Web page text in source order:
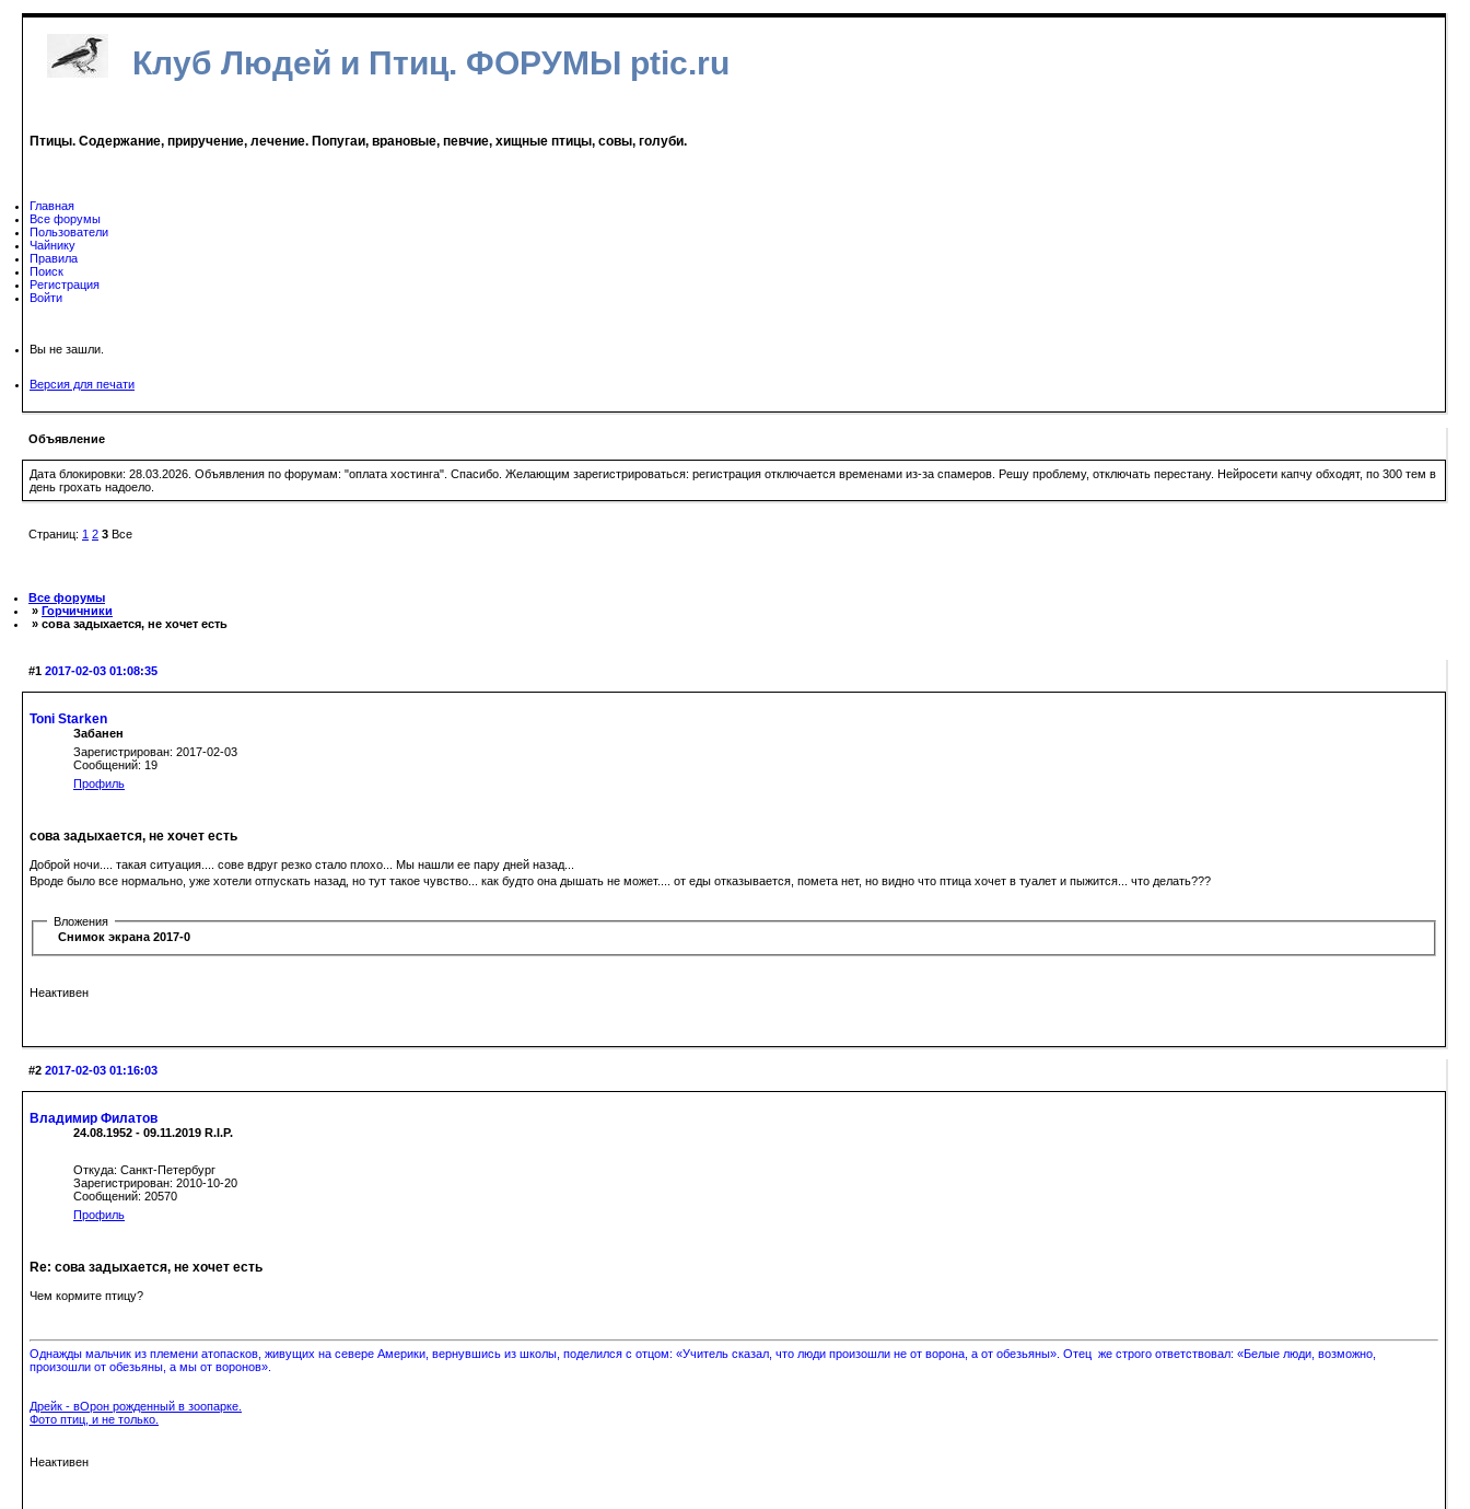
Клуб Людей и Птиц. ФОРУМЫ ptic.ru
Птицы. Содержание, приручение, лечение. Попугаи, врановые, певчие, хищные птицы, совы, голуби.
Главная
Все форумы
Пользователи
Чайнику
Правила
Поиск
Регистрация
Войти
Вы не зашли.
Версия для печати
Объявление
Дата блокировки: 28.03.2026. Объявления по форумам: "оплата хостинга". Спасибо. Желающим зарегистрироваться: регистрация отключается временами из-за спамеров. Решу проблему, отключать перестану. Нейросети капчу обходят, по 300 тем в
день грохать надоело.
Страниц: 1 2 3 Все
Все форумы
» Горчичники
» сова задыхается, не хочет есть
#1 2017-02-03 01:08:35
Toni Starken
Забанен
Зарегистрирован: 2017-02-03
Сообщений: 19
Профиль
сова задыхается, не хочет есть
Доброй ночи.... такая ситуация.... сове вдруг резко стало плохо... Мы нашли ее пару дней назад...
Вроде было все нормально, уже хотели отпускать назад, но тут такое чувство... как будто она дышать не может.... от еды отказывается, помета нет, но видно что птица хочет в туалет и пыжится... что делать???
Вложения
Снимок экрана 2017-02-02 в 17.54.14.png
Неактивен
#2 2017-02-03 01:16:03
Владимир Филатов
24.08.1952 - 09.11.2019 R.I.P.
Откуда: Санкт-Петербург
Зарегистрирован: 2010-10-20
Сообщений: 20570
Профиль
Re: сова задыхается, не хочет есть
Чем кормите птицу?
Однажды мальчик из племени атопасков, живущих на севере Америки, вернувшись из школы, поделился с отцом: «Учитель сказал, что люди произошли не от ворона, а от обезьяны». Отец же строго ответствовал: «Белые люди, возможно,
произошли от обезьяны, а мы от воронов».
Дрейк - вОрон рожденный в зоопарке.
Фото птиц, и не только.
Неактивен